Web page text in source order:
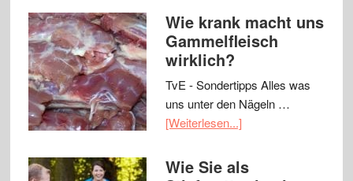
Wie krank macht uns
Gammelfleisch
wirklich?
TvE - Sondertipps Alles was
uns unter den Nägeln …
[Weiterlesen...]
Wie Sie als